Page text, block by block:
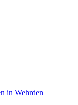
in Wehrden